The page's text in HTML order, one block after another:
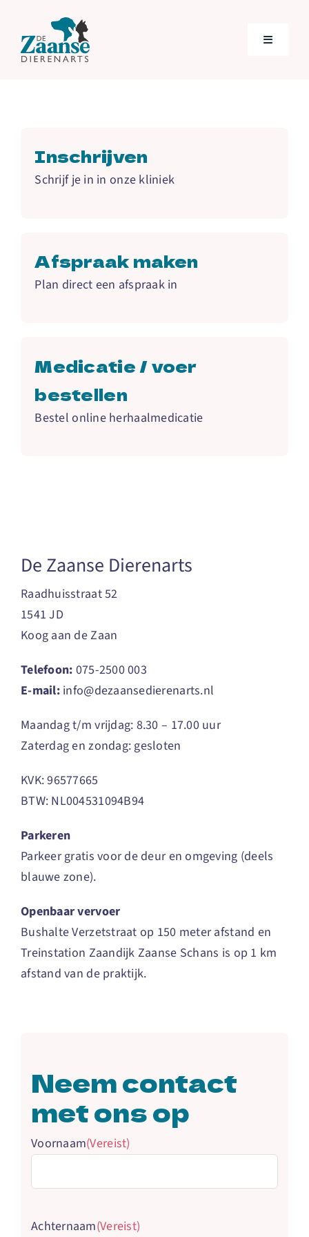
content
Toggle
Over ons
VETplan
Inschrijven
Schrijf je in in onze kliniek
Afspraak maken
Plan direct een afspraak in
Medicatie / voer
bestellen
Bestel online herhaalmedicatie
De Zaanse Dierenarts
Raadhuisstraat 52
1541 JD
Koog aan de Zaan
Telefoon: 075-2500 003
E-mail:info@dezaansedierenarts.nl
Maandag t/m vrijdag: 8.30 – 17.00 uur
Zaterdag en zondag: gesloten
KVK: 96577665
BTW: NL004531094B94
Parkeren
Parkeer gratis voor de deur en omgeving (deels
blauwe zone).
Openbaar vervoer
Bushalte Verzetstraat op 150 meter afstand en
Treinstation Zaandijk Zaanse Schans is op 1 km
afstand van de praktijk.
Neem contact
met ons op
Voornaam(Vereist)
Achternaam(Vereist)